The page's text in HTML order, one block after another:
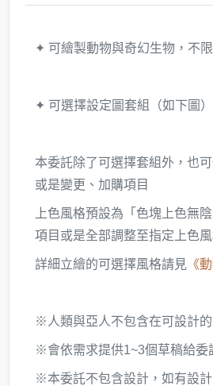
✦ 可繪製動物與奇幻生物，不
✦ 可選擇設定圖套組（如下圖
本委託除了可選擇套組外，也
或是變更、加購項目
上色風格預設為「色塊上色無
項目或是全部調整至指定上色
詳細立繪的可選擇風格請見 《
※人類與亞人不包含在可設計
※會依需求提供1~3個草稿給委
※本委託不包含設計，如有設